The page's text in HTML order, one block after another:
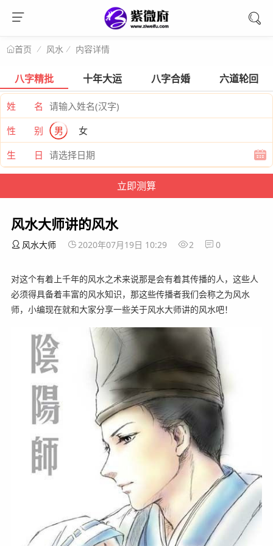
首页 风水 内容详情
八字精批 十年大运 八字合婚 六道轮回
姓 名
性 别
男
女
生 日
风水大师讲的风水
风水大师 2020年07月19日 10:29 2 0
对这个有着上千年的风水之术来说那是会有着其传播的人，这些人
必须得具备着丰富的风水知识，那这些传播者我们会称之为风水
师，小编现在就和大家分享一些关于风水大师讲的风水吧！